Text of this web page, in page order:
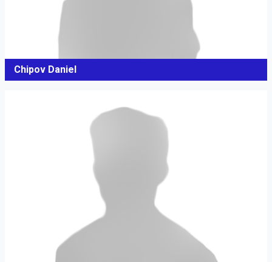
Chipov Daniel